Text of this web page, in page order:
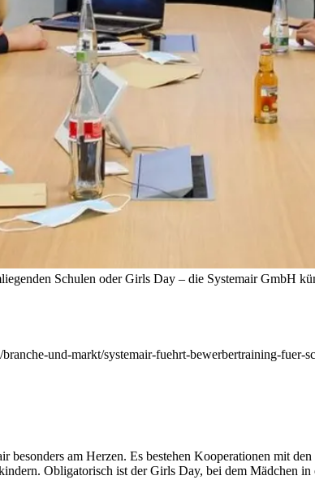
Schulen oder Girls Day – die Systemair GmbH
und-markt/systemair-fuehrt-bewerbertraining-
am Herzen. Es bestehen Kooperationen mit
Obligatorisch ist der Girls Day, bei dem Mädchen in